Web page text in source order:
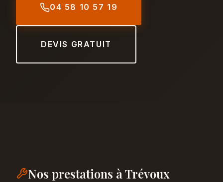
04 58 10 57 19
DEVIS GRATUIT
Nos prestations à Trévoux